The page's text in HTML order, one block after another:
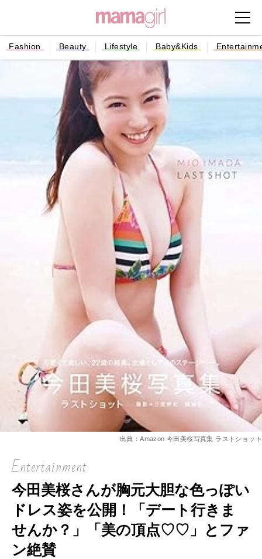
Fashion Beauty Lifestyle Baby&Kids
出典：Amazon 今田美桜写真集 ラストショット
Entertainment
今田美桜さんが胸元大胆な色っぽい
ドレス姿を公開！「デート行きま
せんか？」「美の頂点♡♡」とファ
ン絶賛